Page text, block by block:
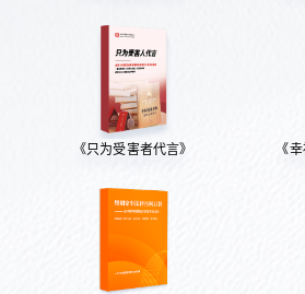
《只为受害者代言》 《